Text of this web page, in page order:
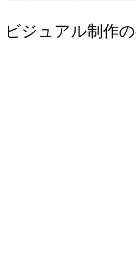
ビジュアル制作の